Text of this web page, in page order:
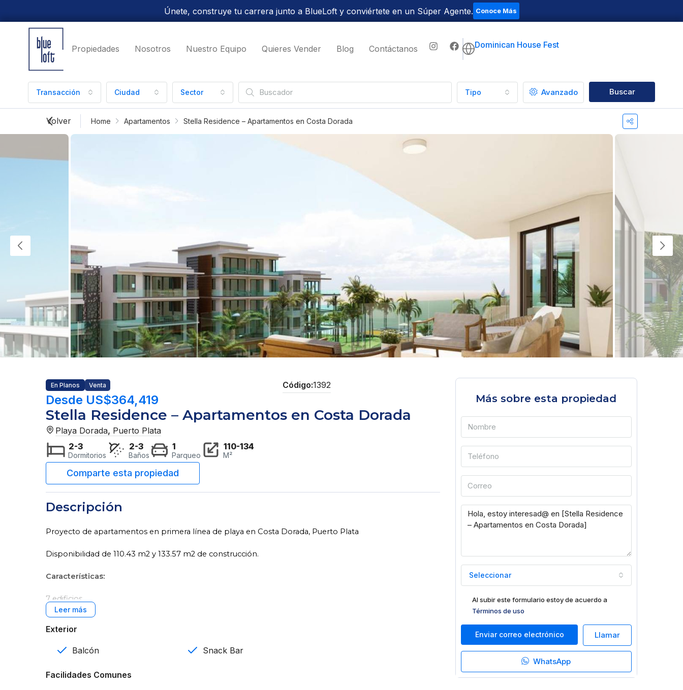
Únete, construye tu carrera junto a BlueLoft y conviértete en un Súper Agente. Conoce Más
Propiedades Nosotros Nuestro Equipo Quieres Vender Blog Contáctanos Dominican House Fest
Transacción Ciudad Sector Tipo Avanzado Buscar
Volver Home Apartamentos Stella Residence – Apartamentos en Costa Dorada
En Planos Venta 1392
Desde US$364,419
Stella Residence – Apartamentos en Costa Dorada
Playa Dorada, Puerto Plata
2-3
Dormitorios
2-3
Baños
1
Parqueo
110-134
M²
Descripción
Proyecto de apartamentos en primera línea de playa en Costa Dorada, Puerto Plata
Disponibilidad de 110.43 m2 y 133.57 m2 de construcción.
Características:
7 edificios
Exterior
Balcón Snack Bar
Facilidades Comunes
Más sobre esta propiedad
Seleccionar
Al subir este formulario estoy de acuerdo a
Términos de uso
Enviar correo electrónico Llamar
WhatsApp